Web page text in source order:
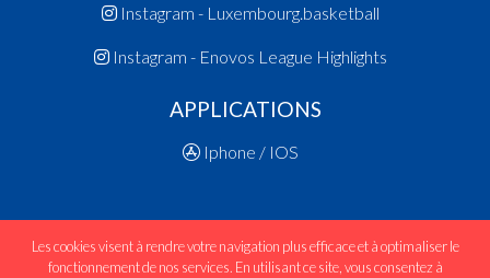
Instagram - Luxembourg.basketball
Instagram - Enovos League Highlights
APPLICATIONS
Iphone / IOS
Les cookies visent à rendre votre navigation plus efficace et à optimaliser le
fonctionnement de nos services. En utilisant ce site, vous consentez à